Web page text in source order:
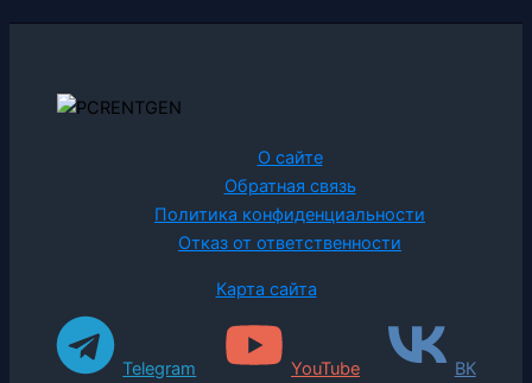
О сайте
Обратная связь
Политика конфиденциальности
Отказ от ответственности
Карта сайта
Telegram YouTube ВК